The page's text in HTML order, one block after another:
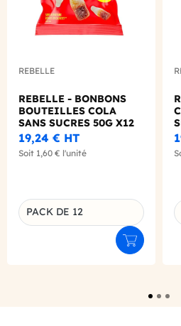
REBELLE
REBELLE - BONBONS
BOUTEILLES COLA
SANS SUCRES 50G X12
19,24 € HT
Soit 1,60 € l'unité
Déclinaison du produit
PACK DE 12
Ajouter au